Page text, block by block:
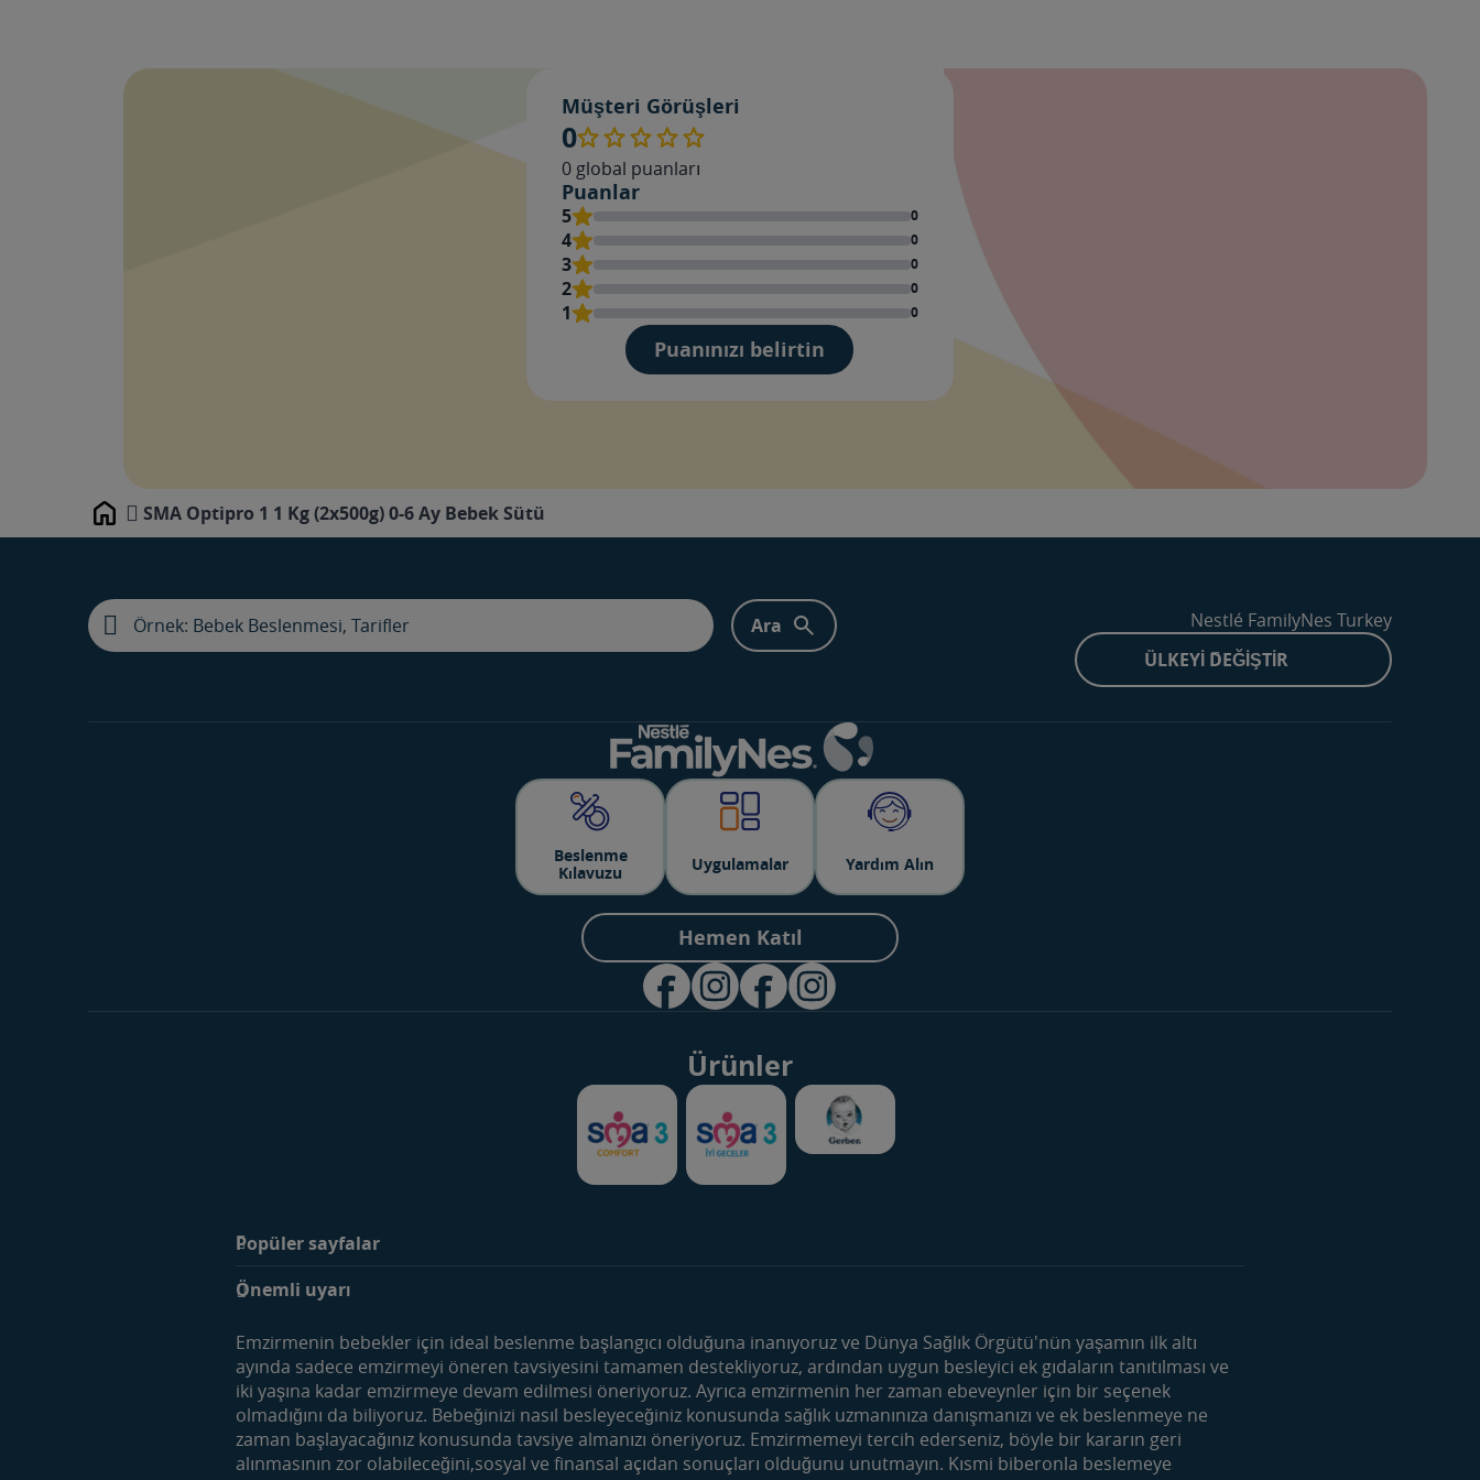
Müşteri Görüşleri
0
0global puanları
Puanlar
5 0
4 0
3 0
2 0
1 0
Puanınızı belirtin
Home SMA Optipro 1 1 Kg (2x500g) 0-6 Ay Bebek Sütü
Nestlé FamilyNes Turkey
ÜLKEYI DEĞIŞTIR
Beslenme
Kılavuzu
Uygulamalar Yardım Alın
Hemen Katıl
Ürünler
Popüler sayfalar
SMA Optipro 3
SMA Comfort 3
SMA İyi Geceler 3
Gerber
Devam Sütleri
Çocuk Devam Sütleri
Meyve ve Sebze Püreleri
Besleyici Atıştırmalıklar
Hamilelik
0-6 Aylık Bebek
6-12 Aylık Bebek
12-24 Aylık Bebek
Araçlar
Faydalı İçerikler Mom&Me Kulübü
Önemli uyarı
Emzirmenin bebekler için ideal beslenme başlangıcı olduğuna inanıyoruz ve Dünya Sağlık Örgütü'nün yaşamın ilk altı
ayında sadece emzirmeyi öneren tavsiyesini tamamen destekliyoruz, ardından uygun besleyici ek gıdaların tanıtılması ve
iki yaşına kadar emzirmeye devam edilmesi öneriyoruz. Ayrıca emzirmenin her zaman ebeveynler için bir seçenek
olmadığını da biliyoruz. Bebeğinizi nasıl besleyeceğiniz konusunda sağlık uzmanınıza danışmanızı ve ek beslenmeye ne
zaman başlayacağınız konusunda tavsiye almanızı öneriyoruz. Emzirmemeyi tercih ederseniz, böyle bir kararın geri
alınmasının zor olabileceğini,sosyal ve finansal açıdan sonuçları olduğunu unutmayın. Kısmi biberonla beslemeye